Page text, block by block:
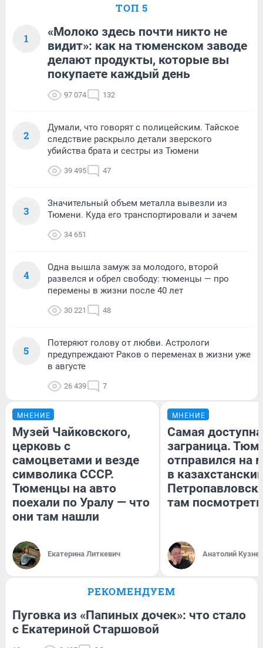
ТОП 5
1
«Молоко здесь почти никто не
видит»: как на тюменском заводе
делают продукты, которые вы
покупаете каждый день
97 074 132
2
Думали, что говорят с полицейским. Тайское
следствие раскрыло детали зверского
убийства брата и сестры из Тюмени
39 495 47
3
Значительный объем металла вывезли из
Тюмени. Куда его транспортировали и зачем
34 651
4
Одна вышла замуж за молодого, второй
развелся и обрел свободу: тюменцы — про
перемены в жизни после 40 лет
30 221 48
5
Потеряют голову от любви. Астрологи
предупреждают Раков о переменах в жизни уже
в августе
26 439 7
МНЕНИЕ
Музей Чайковского,
церковь с
самоцветами и везде
символика СССР.
Тюменцы на авто
поехали по Уралу — что
они там нашли
Екатерина Литкевич
МНЕНИЕ
Самая
заграница.
отправился на
в
там посмотреть
Анатолий
РЕКОМЕНДУЕМ
Пуговка из «Папиных дочек»: что стало
с Екатериной Старшовой